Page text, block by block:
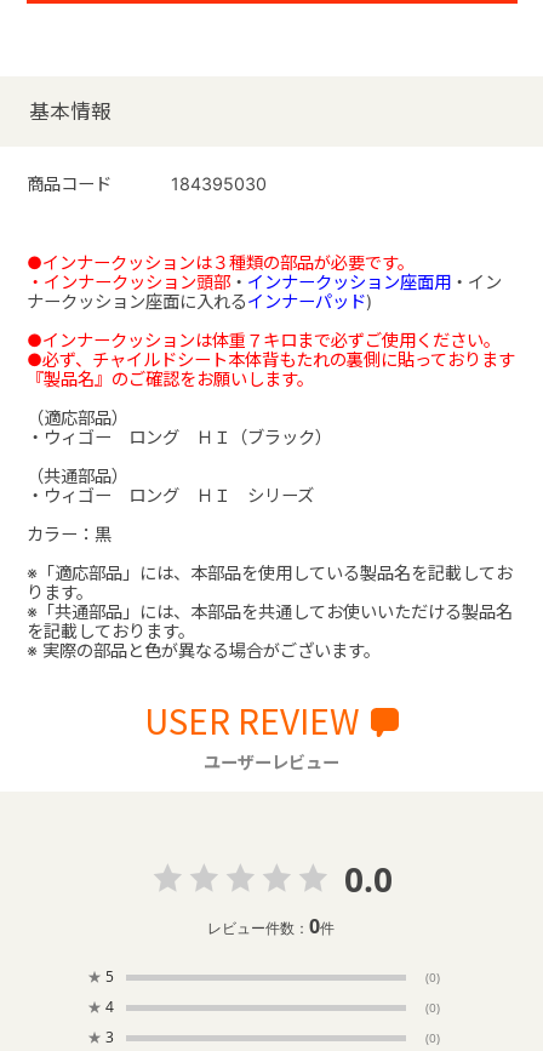
基本情報
商品コード 184395030
●インナークッションは３種類の部品が必要です。
・インナークッション頭部・ インナークッション座面用・イン
ナークッション座面に入れるインナーパッド)
●インナークッションは体重７キロまで必ずご使用ください。
●必ず、チャイルドシート本体背もたれの裏側に貼っております
『製品名』のご確認をお願いします。
（適応部品）
・ウィゴー ロング ＨＩ（ブラック）
（共通部品）
・ウィゴー ロング ＨＩ シリーズ
カラー：黒
※「適応部品」には、本部品を使用している製品名を記載してお
ります。
※「共通部品」には、本部品を共通してお使いいただける製品名
を記載しております。
※ 実際の部品と色が異なる場合がございます。
USER REVIEW
ユーザーレビュー
0.0
レビュー件数：0件
★ 5 (0)
★ 4 (0)
★ 3 (0)